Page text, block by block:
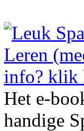
Het e-
handige